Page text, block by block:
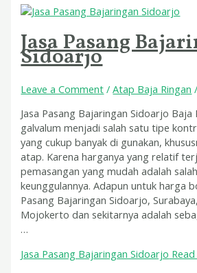
Jasa Pasang
Sidoarjo
Leave a Comment /Atap Baja Ringan
Jasa Pasang Bajaringan Sidoarjo Baja
galvalum menjadi salah satu tipe
yang cukup banyak di gunakan,
atap. Karena harganya yang relatif
pemasangan yang mudah adalah
keunggulannya. Adapun untuk harga
Pasang Bajaringan Sidoarjo,
Mojokerto dan sekitarnya adalah
…
Jasa Pasang Bajaringan Sidoarjo